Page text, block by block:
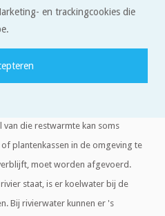
koeltoren verdampt.
van die restwarmte kan soms
plantenkassen in de omgeving te
moet worden afgevoerd.
staat, is er koelwater bij de
Bij rivierwater kunnen er 's
en trackingcookies die